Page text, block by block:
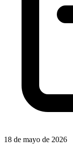
18 de mayo de 2026